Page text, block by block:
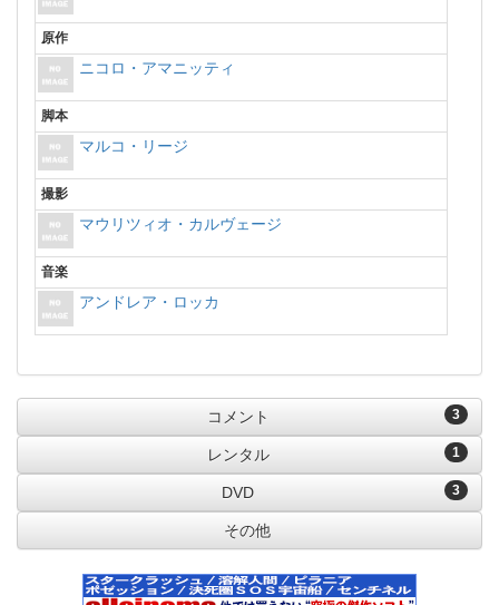
原作
ニコロ・アマニッティ
脚本
マルコ・リージ
撮影
マウリツィオ・カルヴェージ
音楽
アンドレア・ロッカ
3
コメント
1
レンタル
3
DVD
その他